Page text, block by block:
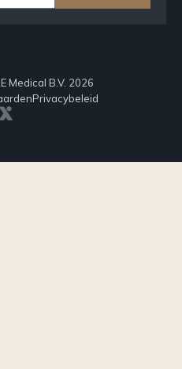
Medical B.V. 2026
Privacybeleid